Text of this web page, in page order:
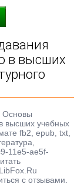
в высших
Основы
высших учебных
fb2, epub, txt,
11e5-ae5f-
с отзывами.